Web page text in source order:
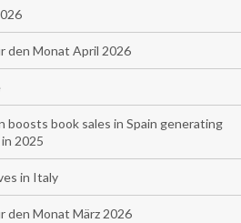
den Monat April 2026
boosts book sales in Spain generating
2025
in Italy
den Monat März 2026